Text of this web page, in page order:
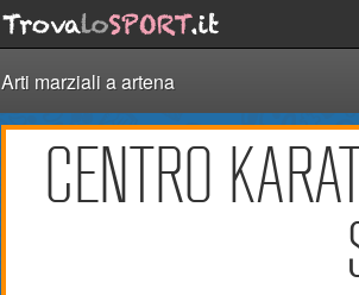
Arti marziali a artena
CENTRO